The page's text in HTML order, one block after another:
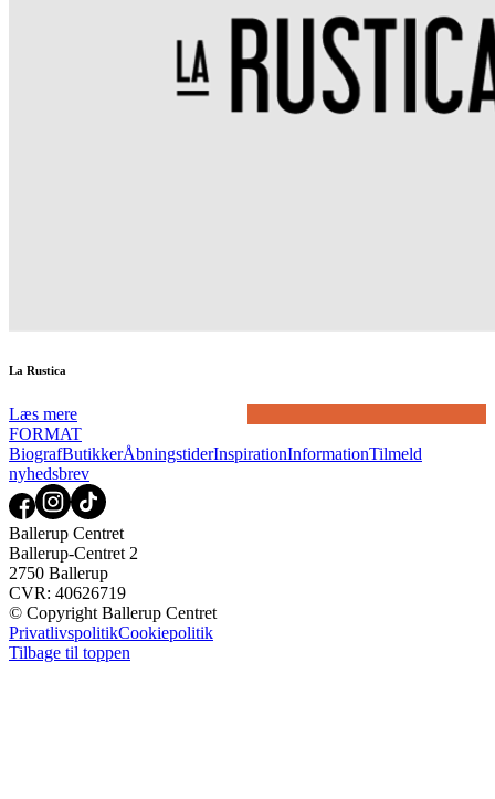
La Rustica
Læs mere
FORMAT
BiografButikkerÅbningstiderInspirationInformationTilmeld
nyhedsbrev
Ballerup Centret
Ballerup-Centret 2
2750 Ballerup
CVR: 40626719
© Copyright Ballerup Centret
PrivatlivspolitikCookiepolitik
Tilbage til toppen